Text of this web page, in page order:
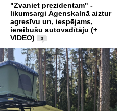
"Zvaniet prezidentam" -
likumsargi Āgenskalnā aiztur
agresīvu un, iespējams,
iereibušu autovadītāju (+
VIDEO)
3